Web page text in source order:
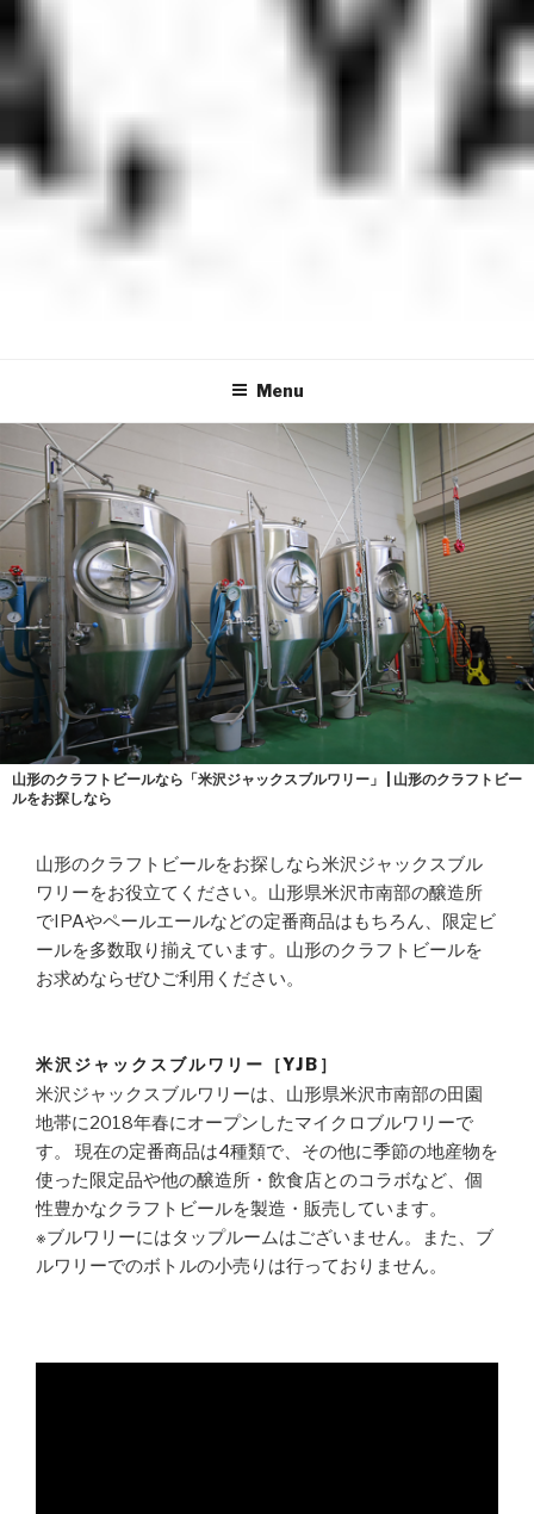
Menu
山形のクラフトビールなら「米沢ジャックスブルワリー」 | 山形のクラフトビー
ルをお探しなら
山形のクラフトビールをお探しなら米沢ジャックスブル
ワリーをお役立てください。山形県米沢市南部の醸造所
でIPAやペールエールなどの定番商品はもちろん、限定ビ
ールを多数取り揃えています。山形のクラフトビールを
お求めならぜひご利用ください。
米沢ジャックスブルワリー［YJB］
米沢ジャックスブルワリーは、山形県米沢市南部の田園
地帯に2018年春にオープンしたマイクロブルワリーで
す。 現在の定番商品は4種類で、その他に季節の地産物を
使った限定品や他の醸造所・飲食店とのコラボなど、個
性豊かなクラフトビールを製造・販売しています。
※ブルワリーにはタップルームはございません。また、ブ
ルワリーでのボトルの小売りは行っておりません。